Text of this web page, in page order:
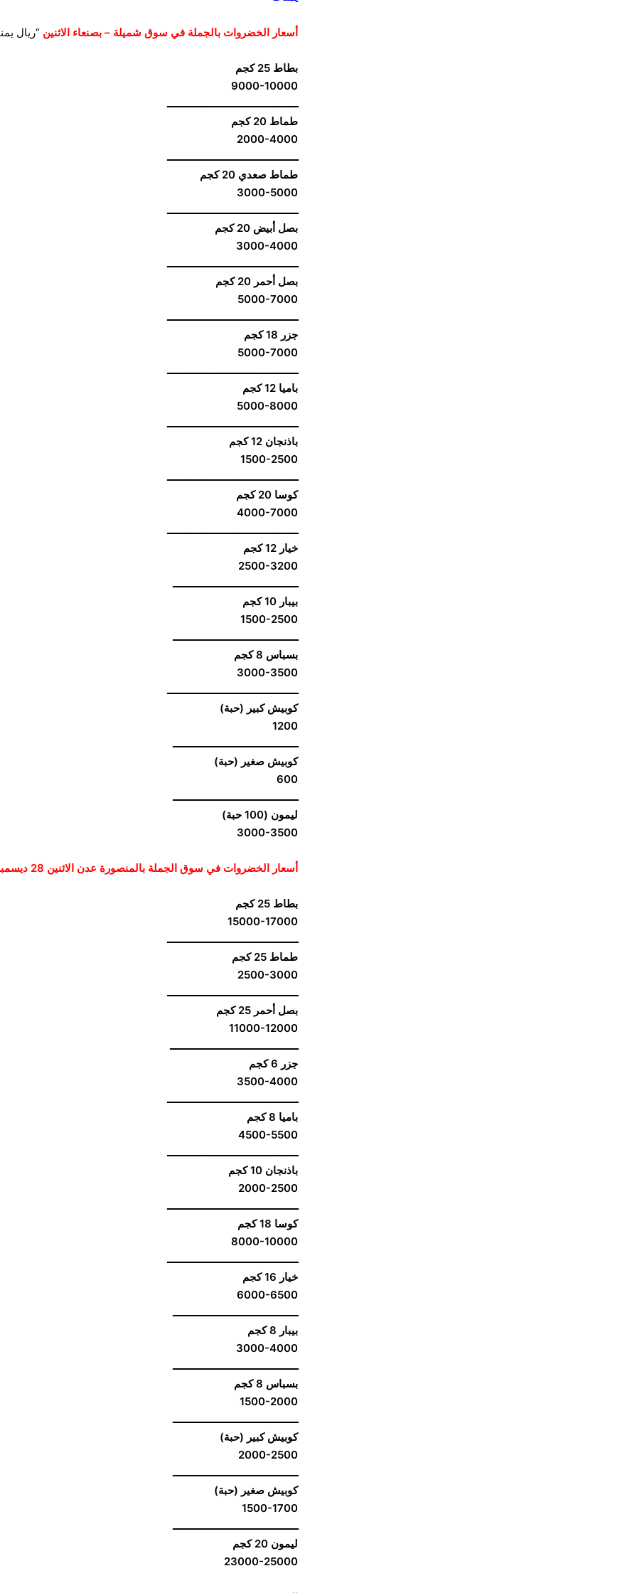
أسعار الخضروات بالجملة في سوق شميلة – بصنعاء الاثنين “ريال
بطاط 25 كجم
9000-10000
ــــــــــــــــــــــــــــــــــــــــــــــ
طماط 20 كجم
2000-4000
ــــــــــــــــــــــــــــــــــــــــــــــ
طماط صعدي 20 كجم
3000-5000
ــــــــــــــــــــــــــــــــــــــــــــــ
بصل أبيض 20 كجم
3000-4000
ــــــــــــــــــــــــــــــــــــــــــــــ
بصل أحمر 20 كجم
5000-7000
ــــــــــــــــــــــــــــــــــــــــــــــ
جزر 18 كجم
5000-7000
ــــــــــــــــــــــــــــــــــــــــــــــ
باميا 12 كجم
5000-8000
ــــــــــــــــــــــــــــــــــــــــــــــ
باذنجان 12 كجم
1500-2500
ــــــــــــــــــــــــــــــــــــــــــــــ
كوسا 20 كجم
4000-7000
ــــــــــــــــــــــــــــــــــــــــــــــ
خيار 12 كجم
2500-3200
ــــــــــــــــــــــــــــــــــــــــــــ
بيبار 10 كجم
1500-2500
ــــــــــــــــــــــــــــــــــــــــــــ
بسباس 8 كجم
3000-3500
ــــــــــــــــــــــــــــــــــــــــــــــ
كوبيش كبير (حبة)
1200
ــــــــــــــــــــــــــــــــــــــــــــ
كوبيش صغير (حبة)
600
ــــــــــــــــــــــــــــــــــــــــــــ
ليمون (100 حبة)
3000-3500
أسعار الخضروات في سوق الجملة بالمنصورة عدن الاثنين 28 ديسمبر/كانون أول 2020
بطاط 25 كجم
15000-17000
ــــــــــــــــــــــــــــــــــــــــــــــ
طماط 25 كجم
2500-3000
ــــــــــــــــــــــــــــــــــــــــــــــ
بصل أحمر 25 كجم
11000-12000
ـــــــــــــــــــــــــــــــــــــــــــــ
جزر 6 كجم
3500-4000
ــــــــــــــــــــــــــــــــــــــــــــــ
باميا 8 كجم
4500-5500
ــــــــــــــــــــــــــــــــــــــــــــــ
باذنجان 10 كجم
2000-2500
ــــــــــــــــــــــــــــــــــــــــــــــ
كوسا 18 كجم
8000-10000
ــــــــــــــــــــــــــــــــــــــــــــــ
خيار 16 كجم
6000-6500
ــــــــــــــــــــــــــــــــــــــــــــ
بيبار 8 كجم
3000-4000
ــــــــــــــــــــــــــــــــــــــــــــ
بسباس 8 كجم
1500-2000
ــــــــــــــــــــــــــــــــــــــــــــ
كوبيش كبير (حبة)
2000-2500
ــــــــــــــــــــــــــــــــــــــــــــ
كوبيش صغير (حبة)
1500-1700
ــــــــــــــــــــــــــــــــــــــــــــ
ليمون 20 كجم
23000-25000